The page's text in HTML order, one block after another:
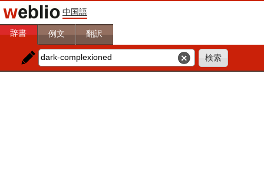
中国語
辞書 例文 翻訳